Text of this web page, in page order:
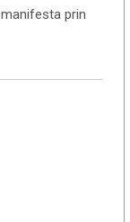
prin